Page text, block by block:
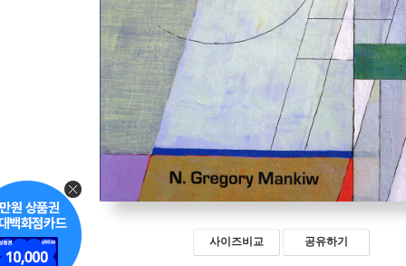
사이즈비교 공유하기